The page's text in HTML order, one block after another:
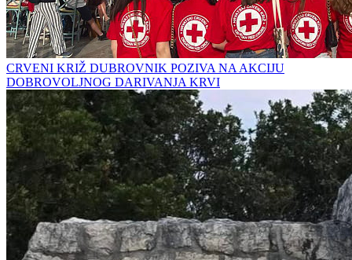
CRVENI KRIŽ DUBROVNIK POZIVA NA AKCIJU
DOBROVOLJNOG DARIVANJA KRVI